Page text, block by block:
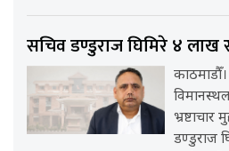
सचिव डण्डुराज घिमिरे ४ लाख
काठमाडौँ।
भ्रष्टाचार
डण्डुराज